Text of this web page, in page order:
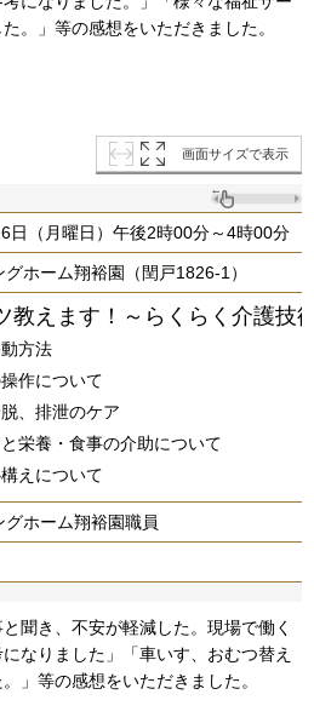
。」等の感想をいただきました。
画面サイズで表示
日（月曜日）午後2時00分～4時00分
ホーム翔裕園（閏戸1826-1）
教えます！～らくらく介護技
方法
作について
、排泄のケア
栄養・食事の介助について
えについて
ホーム翔裕園職員
聞き、不安が軽減した。現場で働く
なりました」「車いす、おむつ替え
」等の感想をいただきました。